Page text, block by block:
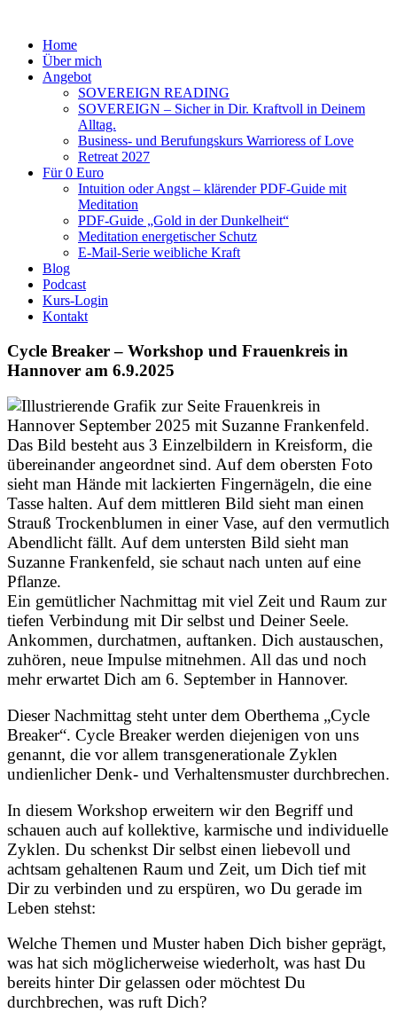
Home
Über mich
Angebot
SOVEREIGN READING
SOVEREIGN – Sicher in Dir. Kraftvoll in Deinem
Alltag.
Business- und Berufungskurs Warrioress of Love
Retreat 2027
Für 0 Euro
Intuition oder Angst – klärender PDF-Guide mit
Meditation
PDF-Guide „Gold in der Dunkelheit“
Meditation energetischer Schutz
E-Mail-Serie weibliche Kraft
Blog
Podcast
Kurs-Login
Kontakt
Cycle Breaker – Workshop und Frauenkreis in
Hannover am 6.9.2025
Ein gemütlicher Nachmittag mit viel Zeit und Raum zur
tiefen Verbindung mit Dir selbst und Deiner Seele.
Ankommen, durchatmen, auftanken. Dich austauschen,
zuhören, neue Impulse mitnehmen. All das und noch
mehr erwartet Dich am 6. September in Hannover.
Dieser Nachmittag steht unter dem Oberthema „Cycle
Breaker“. Cycle Breaker werden diejenigen von uns
genannt, die vor allem transgenerationale Zyklen
undienlicher Denk- und Verhaltensmuster durchbrechen.
In diesem Workshop erweitern wir den Begriff und
schauen auch auf kollektive, karmische und individuelle
Zyklen. Du schenkst Dir selbst einen liebevoll und
achtsam gehaltenen Raum und Zeit, um Dich tief mit
Dir zu verbinden und zu erspüren, wo Du gerade im
Leben stehst:
Welche Themen und Muster haben Dich bisher geprägt,
was hat sich möglicherweise wiederholt, was hast Du
bereits hinter Dir gelassen oder möchtest Du
durchbrechen, was ruft Dich?